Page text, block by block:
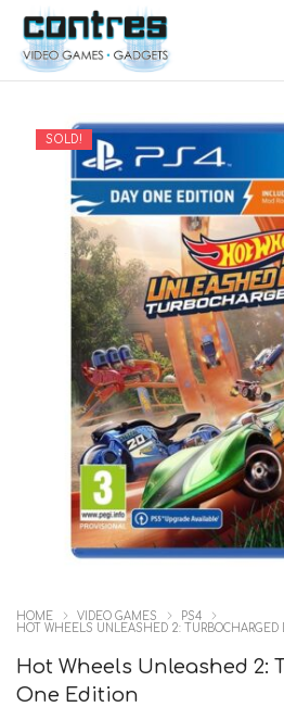
SOLD!
HOME VIDEO GAMES
PS4
HOT WHEELS UNLEASHED 2: TURBOCHARGED
Hot Wheels Unleashed 2:
One Edition